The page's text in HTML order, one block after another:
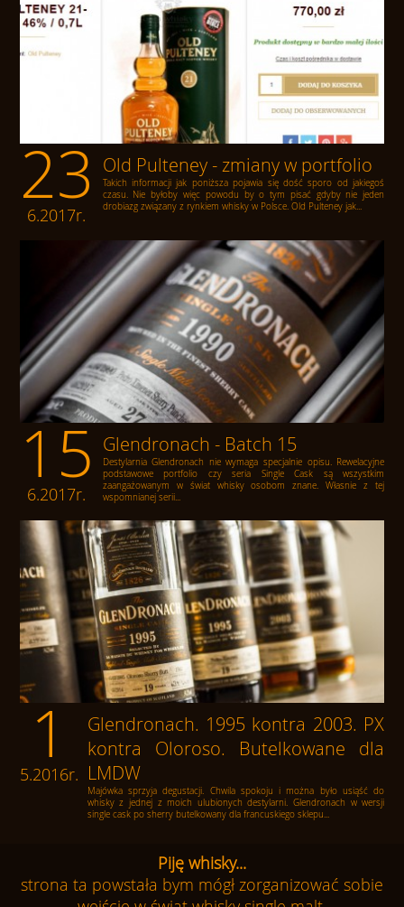
23
6.2017r.
Old Pulteney - zmiany w portfolio
Takich informacji jak poniższa pojawia się dość sporo od jakiegoś
czasu. Nie byłoby więc powodu by o tym pisać gdyby nie jeden
drobiazg związany z rynkiem whisky w Polsce. Old Pulteney jak...
15
6.2017r.
Glendronach - Batch 15
Destylarnia Glendronach nie wymaga specjalnie opisu. Rewelacyjne
podstawowe portfolio czy seria Single Cask są wszystkim
zaangażowanym w świat whisky osobom znane. Własnie z tej
wspomnianej serii...
1
5.2016r.
Glendronach. 1995 kontra 2003. PX
kontra Oloroso. Butelkowane dla
LMDW
Majówka sprzyja degustacji. Chwila spokoju i można było usiąść do
whisky z jednej z moich ulubionych destylarni. Glendronach w wersji
single cask po sherry butelkowany dla francuskiego sklepu...
Piję whisky...
strona ta powstała bym mógł zorganizować sobie